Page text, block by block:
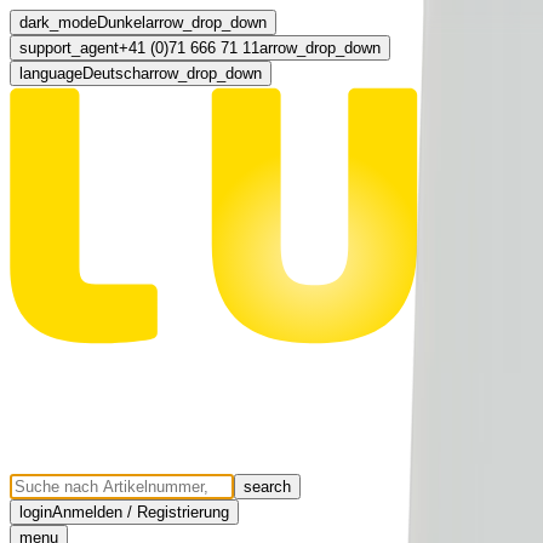
dark_modeDunkel arrow_drop_down
support_agent+41 (0)71 666 71 11arrow_drop_down
languageDeutscharrow_drop_down
search
loginAnmelden / Registrierung
menu